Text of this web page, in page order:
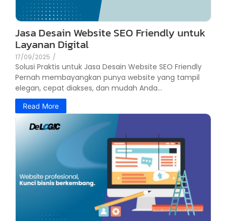
Jasa Desain Website SEO Friendly untuk
Layanan Digital
17/09/2025 /
Solusi Praktis untuk Jasa Desain Website SEO Friendly
Pernah membayangkan punya website yang tampil
elegan, cepat diakses, dan mudah Anda...
Read More